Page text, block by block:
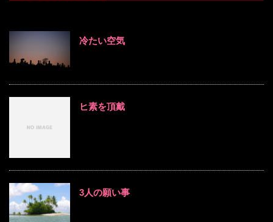
冷たい空気
ヒ素を頂戴
3人の願い事